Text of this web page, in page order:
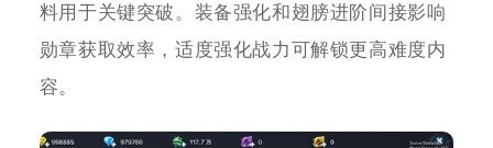
料用于关键突破。装备强化和翅膀进阶间接影响
勋章获取效率，适度强化战力可解锁更高难度内
容。